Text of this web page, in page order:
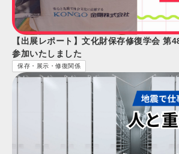
【出展レポート】文化財保存修復学会 第
参加いたしました
保存・展示・修復関係